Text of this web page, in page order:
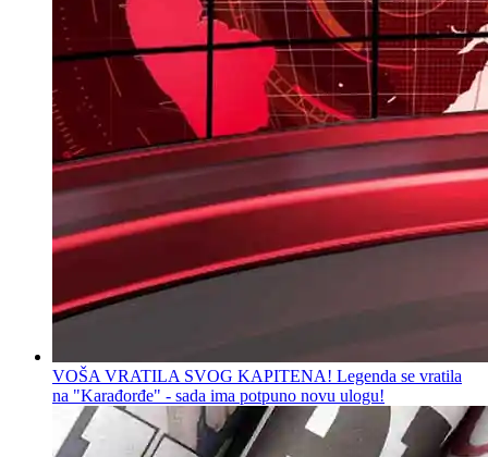
VOŠA VRATILA SVOG KAPITENA! Legenda se vratila
na "Karađorđe" - sada ima potpuno novu ulogu!